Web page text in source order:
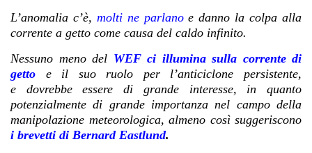
L’anomalia c’è, molti ne parlanoe danno la colpa alla
corrente a getto come causa del caldo infinito.
Nessuno meno del WEF ci illumina sulla corrente di
getto
e il suo ruolo per l’anticiclone persistente,
e dovrebbe essere di grande interesse, in quanto
potenzialmente di grande importanza nel campo della
manipolazione meteorologica, almeno così suggeriscono
i brevetti di Bernard Eastlund.